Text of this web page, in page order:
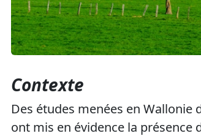
Contexte
Des études menées en Wallonie
ont mis en évidence la présence